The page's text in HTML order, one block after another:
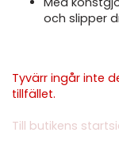
och slipper
Tyvärr ingår inte
tillfället.
Till butikens